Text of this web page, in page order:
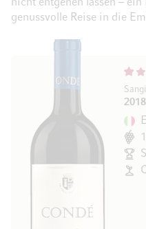
nicht entgehen lassen –
genussvolle Reise in die